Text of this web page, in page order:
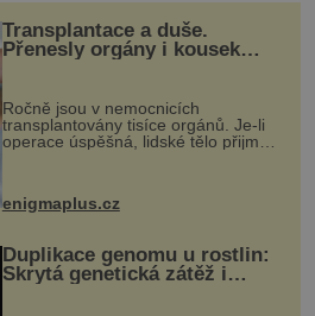
Transplantace a duše.
Přenesly orgány i kousek
Ročně jsou v nemocnicích
transplantovány tisíce orgánů. Je-li
operace úspěšná, lidské tělo přijme
enigmaplus.cz
Duplikace genomu u rostlin:
Skrytá genetická zátěž i